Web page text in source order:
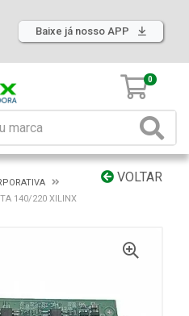
Baixe já nosso APP
0
VOLTAR
140/220 XILINX